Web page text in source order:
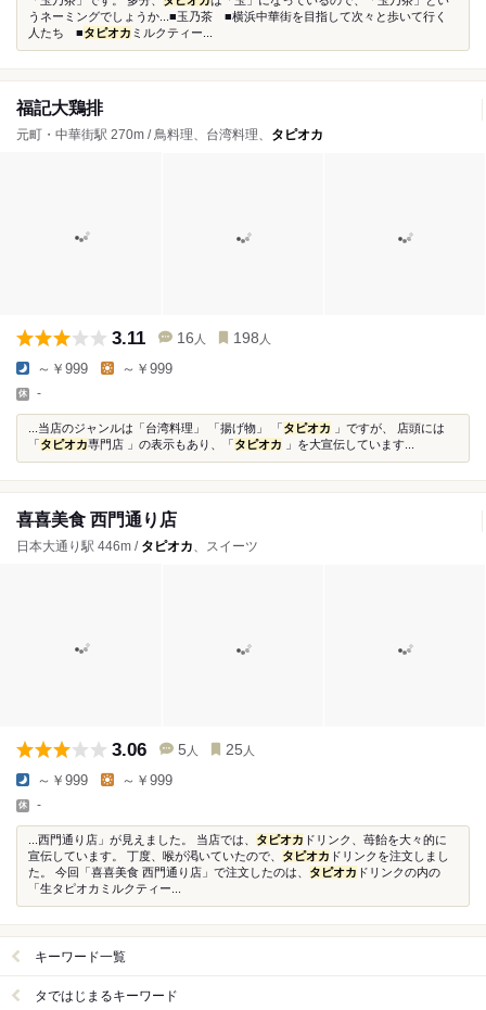
うネーミングでしょうか...■玉乃茶 ■横浜中華街を目指して次々と歩いて行く
人たち ■タピオカ ミルクティー...
福記大鶏排
元町・中華街駅 270m / 鳥料理、台湾料理、 タピオカ
3.11 16 人 198 人
～￥999 ～￥999
-
...当店のジャンルは「台湾料理」 「揚げ物」 「 タピオカ 」ですが、 店頭には
「 タピオカ専門店 」の表示もあり、「 タピオカ 」を大宣伝しています...
喜喜美食 西門通り店
日本大通り駅 446m / タピオカ、スイーツ
3.06 5 人 25 人
～￥999 ～￥999
-
...西門通り店」が見えました。 当店では、 タピオカ ドリンク、苺飴を大々的に
宣伝しています。 丁度、喉が渇いていたので、 タピオカ ドリンクを注文しまし
た。 今回「喜喜美食 西門通り店」で注文したのは、 タピオカ ドリンクの内の
「生タピオカミルクティー...
キーワード一覧
タではじまるキーワード